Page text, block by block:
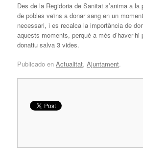
Des de la Regidoria de Sanitat s’anima a la
de pobles veïns a donar sang en un
necessari, i es recalca la importància de
aquests moments, perquè a més d’haver-
donatiu salva 3 vides.
Publicado en Actualitat, Ajuntament.